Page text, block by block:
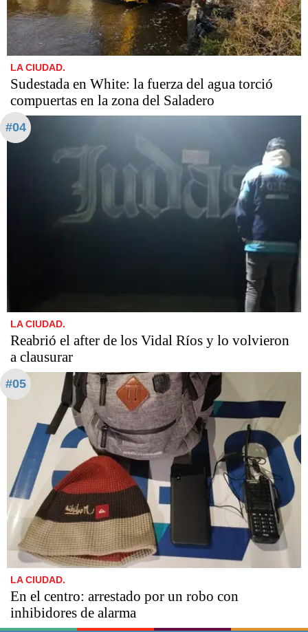
LA CIUDAD.
Sudestada en White: la fuerza del agua torció
compuertas en la zona del Saladero
#04
LA CIUDAD.
Reabrió el after de los Vidal Ríos y lo volvieron
a clausurar
#05
LA CIUDAD.
En el centro: arrestado por un robo con
inhibidores de alarma